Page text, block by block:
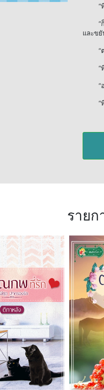
“พี่เ
“ก็ไม่
และขยั
“ตร
“พี่มี
“อะ
“พี่เ
รายก